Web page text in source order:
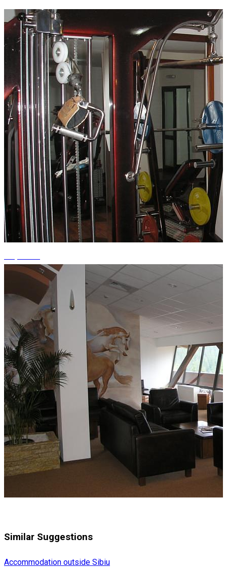
Similar Suggestions
Accommodation outside Sibiu